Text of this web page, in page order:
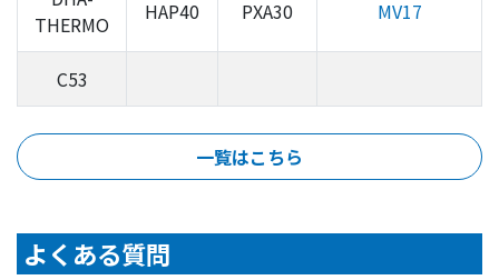
THERMO
HAP40 PXA30 MV17
C53
一覧はこちら
よくある質問